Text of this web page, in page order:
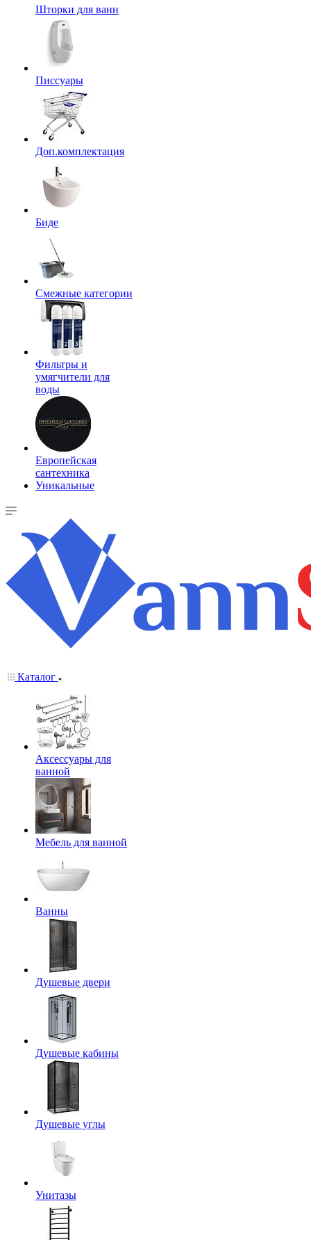
Шторки для ванн
Писсуары
Доп.комплектация
Биде
Смежные категории
Фильтры и
умягчители для
воды
Европейская
сантехника
Уникальные
Каталог
Аксессуары для
ванной
Мебель для ванной
Ванны
Душевые двери
Душевые кабины
Душевые углы
Унитазы